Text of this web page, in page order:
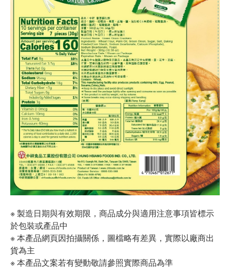
※ 製造日期與有效期限，商品成分與適用注意事項皆標示
於包裝或產品中
※ 本產品網頁因拍攝關係，圖檔略有差異，實際以廠商出
貨為主
※ 本產品文案若有變動敬請參照實際商品為準